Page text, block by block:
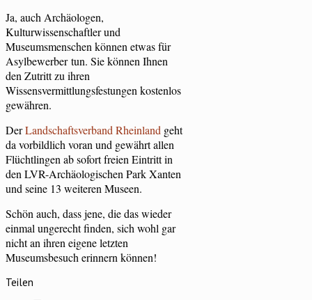
Ja, auch Archäologen,
Kulturwissenschaftler und
Museumsmenschen können etwas für
Asylbewerber tun. Sie können Ihnen
den Zutritt zu ihren
Wissensvermittlungsfestungen kostenlos
gewähren.
DerLandschaftsverband Rheinland geht
da vorbildlich voran und gewährt allen
Flüchtlingen ab sofort freien Eintritt in
den LVR-Archäologischen Park Xanten
und seine 13 weiteren Museen.
Schön auch, dass jene, die das wieder
einmal ungerecht finden, sich wohl gar
nicht an ihren eigene letzten
Museumsbesuch erinnern können!
Teilen